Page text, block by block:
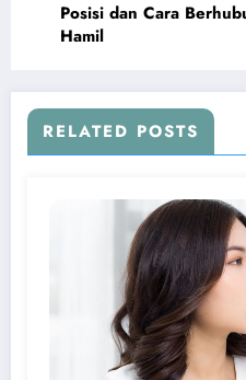
Posisi dan Cara
Hamil
RELATED POSTS